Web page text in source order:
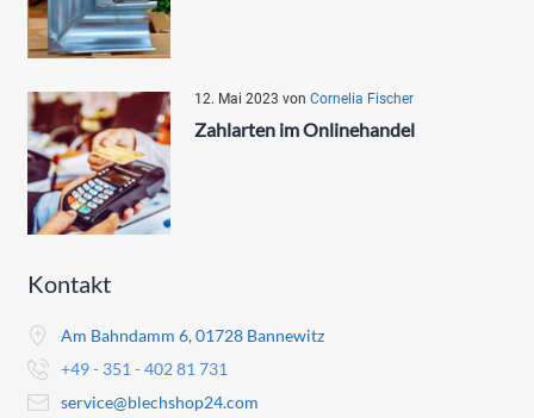
12. Mai 2023 von Cornelia Fischer
Zahlarten im Onlinehandel
Kontakt
Am Bahndamm 6, 01728 Bannewitz
+49 - 351 - 402 81 731
service@blechshop24.com